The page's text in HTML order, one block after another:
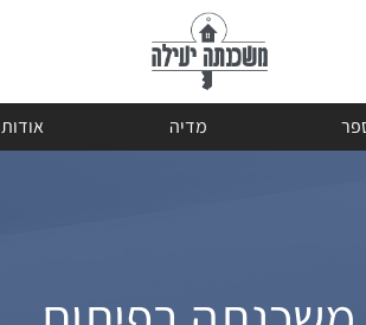
מדיה אודות